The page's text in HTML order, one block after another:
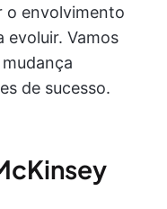
o envolvimento
evoluir. Vamos
de sucesso.